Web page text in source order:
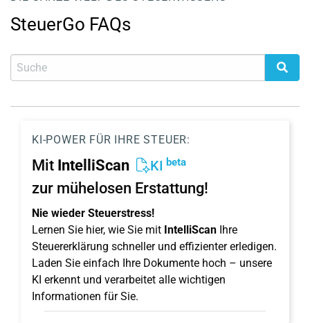
SteuerGo FAQs
KI-POWER FÜR IHRE STEUER:
Mit IntelliScan KI beta
zur mühelosen Erstattung!
Nie wieder Steuerstress!
Lernen Sie hier, wie Sie mit IntelliScan Ihre
Steuererklärung schneller und effizienter erledigen.
Laden Sie einfach Ihre Dokumente hoch – unsere
KI erkennt und verarbeitet alle wichtigen
Informationen für Sie.